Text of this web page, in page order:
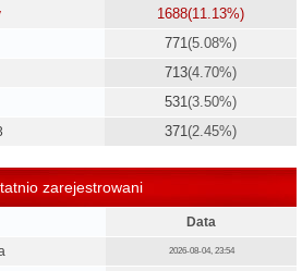
1688(11.13%)
771(5.08%)
713(4.70%)
531(3.50%)
371(2.45%)
zarejestrowani
Data
2026-08-04, 23:54